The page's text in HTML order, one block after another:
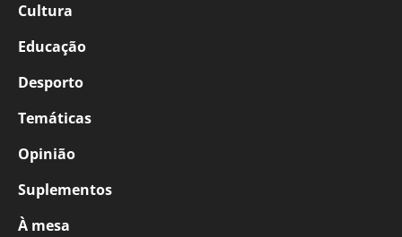
Cultura
Educação
Desporto
Temáticas
Opinião
Suplementos
À mesa